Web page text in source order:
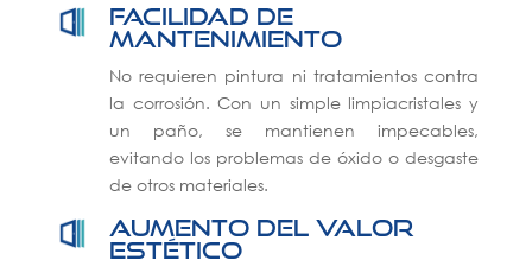
Facilidad de
mantenimiento
No requieren pintura ni tratamientos contra
la corrosión. Con un simple limpiacristales y
un paño, se mantienen impecables,
evitando los problemas de óxido o desgaste
de otros materiales.
Aumento del valor
estético